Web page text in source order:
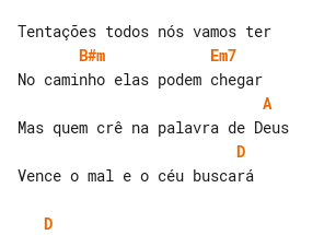
B#m
Em7
A
D
Vence o mal e o céu buscará
D